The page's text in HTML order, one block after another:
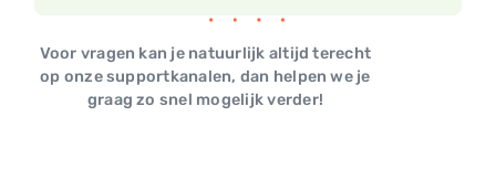
Voor vragen kan je natuurlijk altijd terecht
op onze supportkanalen, dan helpen we je
graag zo snel mogelijk verder!